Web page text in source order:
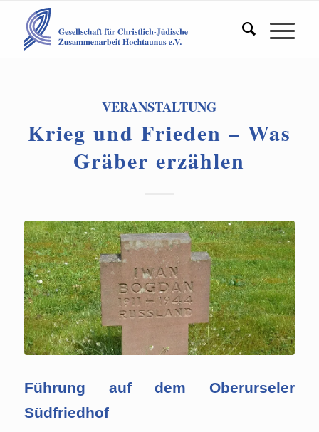
VERANSTALTUNG
Krieg und Frieden – Was
Gräber erzählen
Führung auf dem Oberurseler
Südfriedhof